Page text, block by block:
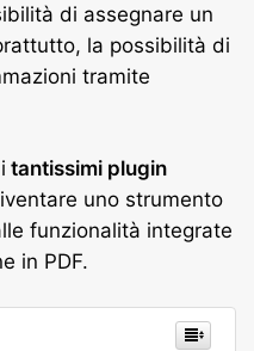
di assegnare un
la possibilità di
tramite
tantissimi plugin
uno strumento
funzionalità integrate
in PDF.